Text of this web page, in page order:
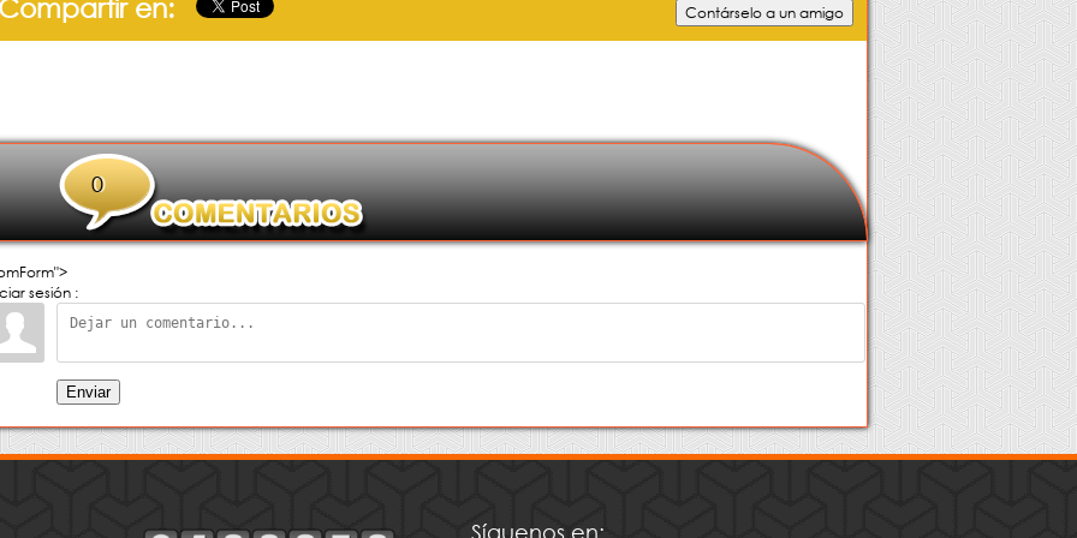
en:
0
sesión :
Enviar
Síguenos en: